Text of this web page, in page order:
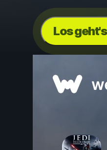
Los geht's